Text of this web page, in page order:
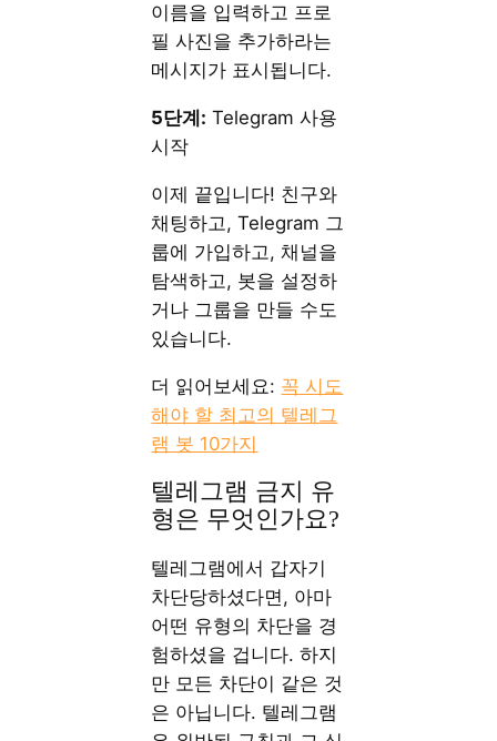
이름을 입력하고 프로
필 사진을 추가하라는
메시지가 표시됩니다.
5단계: Telegram 사용
시작
이제 끝입니다! 친구와
채팅하고, Telegram 그
룹에 가입하고, 채널을
탐색하고, 봇을 설정하
거나 그룹을 만들 수도
있습니다.
더 읽어보세요: 꼭 시도
해야 할 최고의 텔레그
램 봇 10가지
텔레그램 금지 유
형은 무엇인가요?
텔레그램에서 갑자기
차단당하셨다면, 아마
어떤 유형의 차단을 경
험하셨을 겁니다. 하지
만 모든 차단이 같은 것
은 아닙니다. 텔레그램